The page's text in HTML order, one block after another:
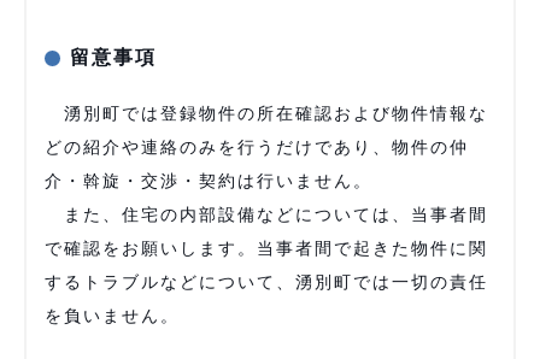
留意事項
湧別町では登録物件の所在確認および物件情報な
どの紹介や連絡のみを行うだけであり、物件の仲
介・斡旋・交渉・契約は行いません。
また、住宅の内部設備などについては、当事者間
で確認をお願いします。当事者間で起きた物件に関
するトラブルなどについて、湧別町では一切の責任
を負いません。